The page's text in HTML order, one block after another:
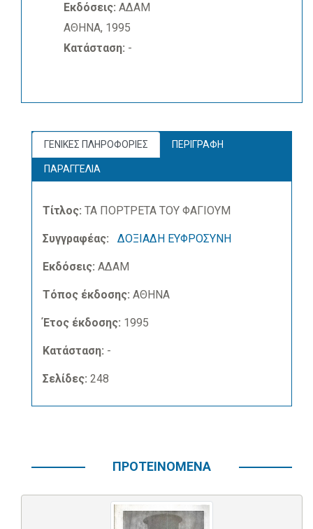
Εκδόσεις: ΑΔΑΜ
ΑΘΗΝΑ, 1995
Κατάσταση: -
ΓΕΝΙΚΕΣ ΠΛΗΡΟΦΟΡΙΕΣ ΠΕΡΙΓΡΑΦΗ
ΠΑΡΑΓΓΕΛΙΑ
Τίτλος: ΤΑ ΠΟΡΤΡΕΤΑ ΤΟΥ ΦΑΓΙΟΥΜ
Συγγραφέας: ΔΟΞΙΑΔΗ ΕΥΦΡΟΣΥΝΗ
Εκδόσεις: ΑΔΑΜ
Τόπος έκδοσης: ΑΘΗΝΑ
Έτος έκδοσης: 1995
Κατάσταση: -
Σελίδες: 248
ΠΡΟΤΕΙΝΟΜΕΝΑ